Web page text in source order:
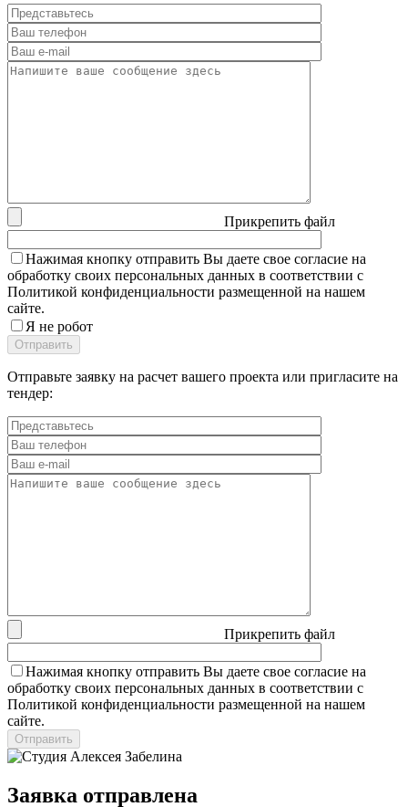
Прикрепить файл
Нажимая кнопку отправить Вы даете свое согласие на
обработку своих персональных данных в соответствии с
Политикой конфиденциальности размещенной на нашем
сайте.
Я не робот
Отправьте заявку на расчет вашего проекта или пригласите на
тендер:
Прикрепить файл
Нажимая кнопку отправить Вы даете свое согласие на
обработку своих персональных данных в соответствии с
Политикой конфиденциальности размещенной на нашем
сайте.
Заявка отправлена